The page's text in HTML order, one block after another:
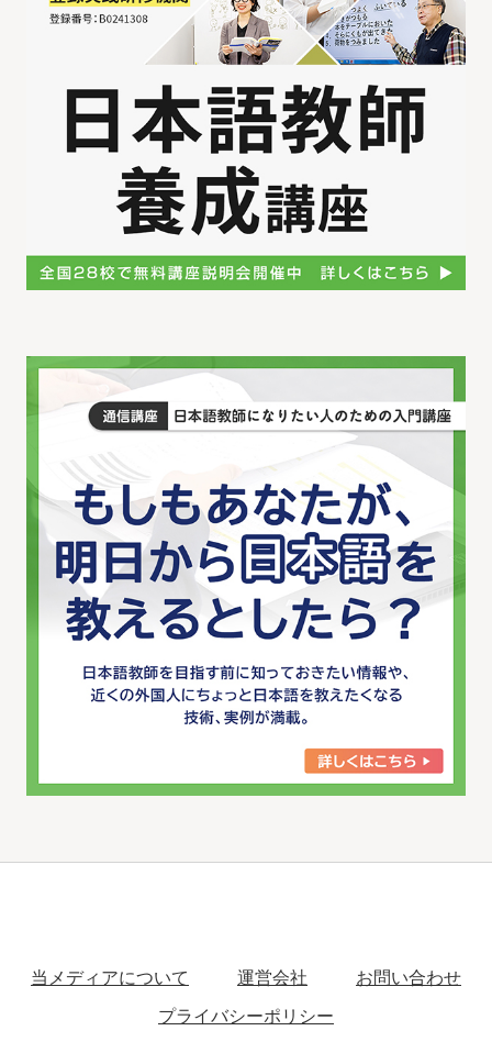
当メディアについて 運営会社
お問い合わせ
プライバシーポリシー